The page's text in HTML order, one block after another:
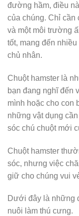
đường hầm, điều
của chúng. Chỉ cần
và một môi trường
tốt, mang đến
chủ nhân.
Chuột hamster là
bạn đang nghĩ đến
mình hoặc cho con
những vật dụng
sóc chú chuột mới
Chuột hamster
sóc, nhưng việc
giữ cho chúng vui
Dưới đây là những
nuôi làm thú cưng.